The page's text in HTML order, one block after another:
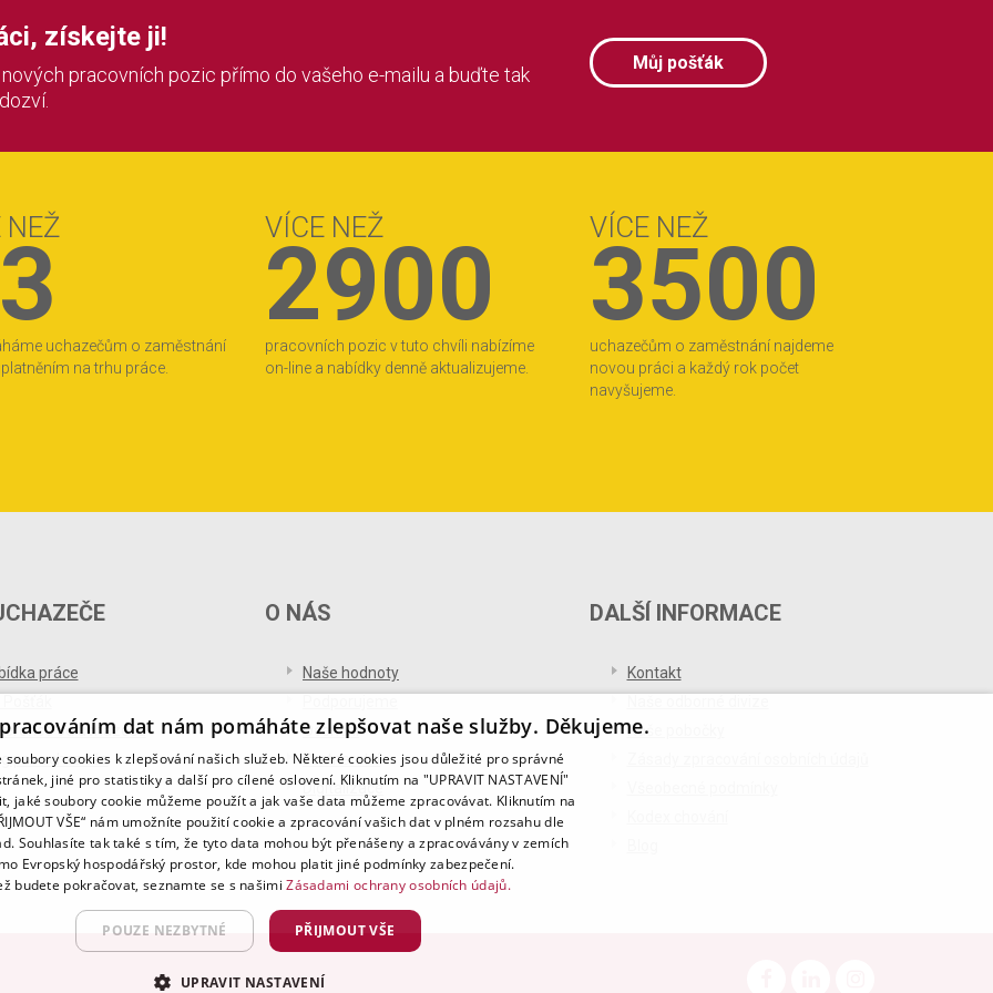
získejte ji!
pracovních pozic přímo do vašeho e-mailu a buďte tak
Můj pošťák
NEŽ
uchazečům o zaměstnání
na trhu práce.
VÍCE NEŽ
2900
pracovních pozic v tuto chvíli nabízíme
on-line a nabídky denně aktualizujeme.
VÍCE NEŽ
3500
uchazečům o zaměstnání najdeme
novou práci a každý rok počet
navyšujeme.
práce
od uchazečů
pro uchazeče
O NÁS
Naše hodnoty
Ocenění
Partnerství
Digitalizace
DALŠÍ INFORMACE
Kontakt
Naše pobočky
dat nám pomáháte zlepšovat naše služby. Děkujeme.
soubory cookies k zlepšování našich služeb. Některé cookies jsou důležité pro správné
jiné pro statistiky a další pro cílené oslovení. Kliknutím na "UPRAVIT NASTAVENÍ"
jaké soubory cookie můžeme použít a jak vaše data můžeme zpracovávat. Kliknutím na
VŠE“ nám umožníte použití cookie a zpracování vašich dat v plném rozsahu dle
Souhlasíte tak také s tím, že tyto data mohou být přenášeny a zpracovávány v zemích
Evropský hospodářský prostor, kde mohou platit jiné podmínky zabezpečení.
budete pokračovat, seznamte se s našimiZásadami ochrany osobních údajů.
PŘIJMOUT VŠE
POUZE NEZBYTNÉ
UPRAVIT NASTAVENÍ